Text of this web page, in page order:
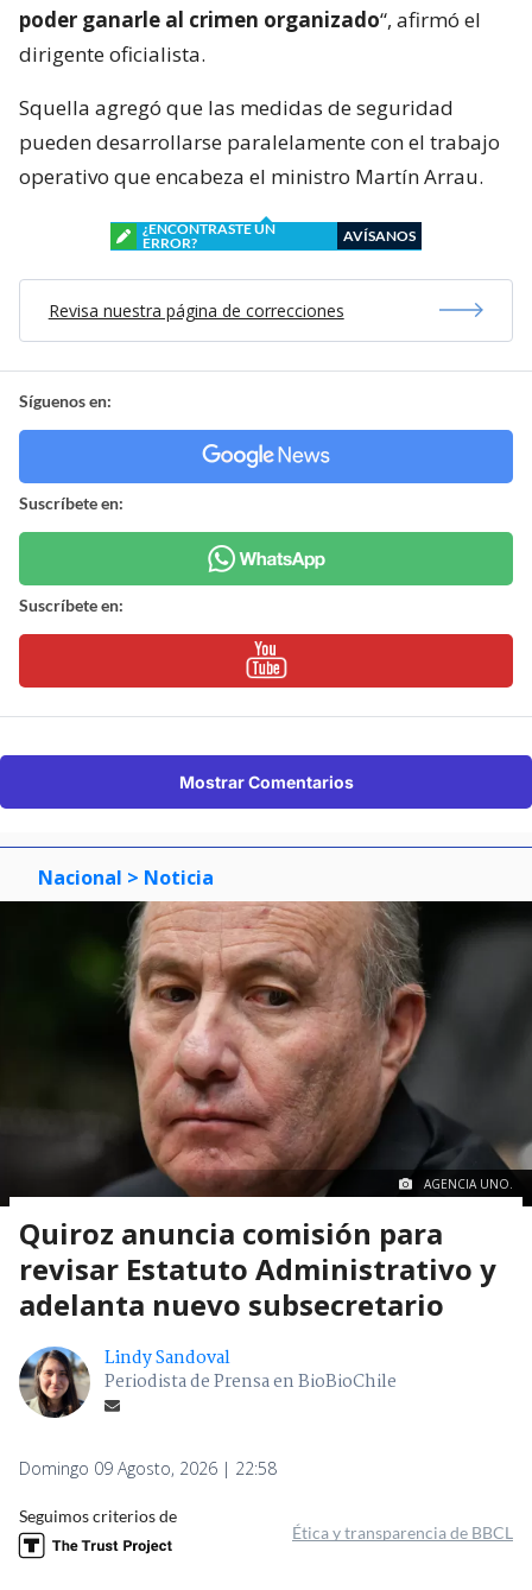
poder ganarle al crimen organizado“, afirmó el
dirigente oficialista.
Squella agregó que las medidas de seguridad
pueden desarrollarse paralelamente con el trabajo
operativo que encabeza el ministro Martín Arrau.
¿ENCONTRASTE UN
ERROR?
AVÍSANOS
Revisa nuestra página de correcciones
Síguenos en:
Suscríbete en:
Suscríbete en:
Mostrar Comentarios
Nacional > Noticia
AGENCIA UNO.
Quiroz anuncia comisión para
revisar Estatuto Administrativo y
adelanta nuevo subsecretario
Lindy Sandoval
Periodista de Prensa en BioBioChile
Domingo 09 Agosto, 2026 | 22:58
Seguimos criterios de
Ética y transparencia de BBCL